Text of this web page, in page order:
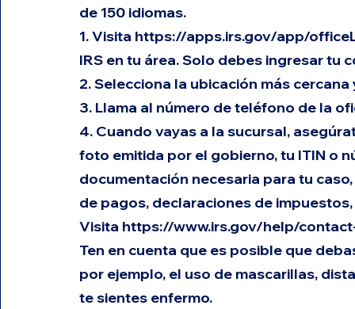
de 150 idiomas.
1. Visita https://apps.irs.gov/app/
IRS en tu área. Solo debes ingresar tu
2. Selecciona la ubicación más cercana
3. Llama al número de teléfono de la
4. Cuando vayas a la sucursal,
foto emitida por el gobierno, tu ITIN o
documentación necesaria para tu
de pagos, declaraciones de
Visita https://www.irs.gov/help/
Ten en cuenta que es posible que
por ejemplo, el uso de mascarillas,
te sientes enfermo.